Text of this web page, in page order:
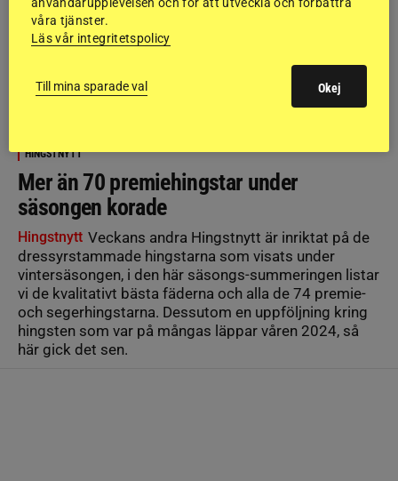
HINGSTNYTT
Mer än 70 premiehingstar under
säsongen korade
Hingstnytt Veckans andra Hingstnytt är inriktat på de
dressyrstammade hingstarna som visats under
vintersäsongen, i den här säsongs-summeringen listar
vi de kvalitativt bästa fäderna och alla de 74 premie-
och segerhingstarna. Dessutom en uppföljning kring
hingsten som var på mångas läppar våren 2024, så
här gick det sen.
våra tjänster.
Läs vår integritetspolicy
Till mina sparade val Okej